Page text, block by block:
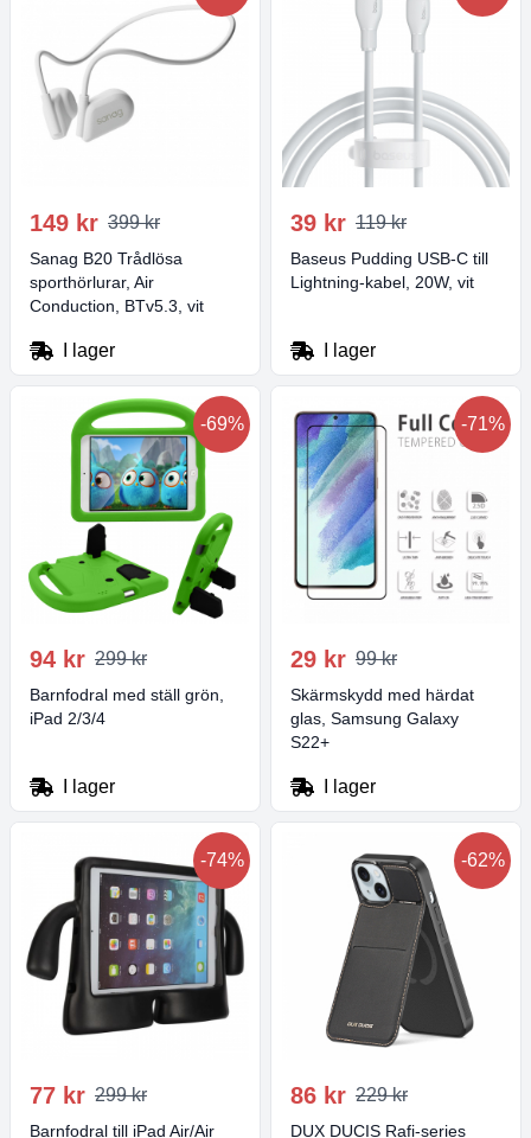
149 kr 399 kr
Sanag B20 Trådlösa
sporthörlurar, Air
Conduction, BTv5.3, vit
I lager
39 kr 119 kr
Baseus Pudding USB-C till
Lightning-kabel, 20W, vit
I lager
-69%
94 kr 299 kr
Barnfodral med ställ grön,
iPad 2/3/4
I lager
-71%
29 kr 99 kr
Skärmskydd med härdat
glas, Samsung Galaxy
S22+
I lager
-74%
77 kr 299 kr
Barnfodral till iPad Air/Air
-62%
86 kr 229 kr
DUX DUCIS Rafi-series